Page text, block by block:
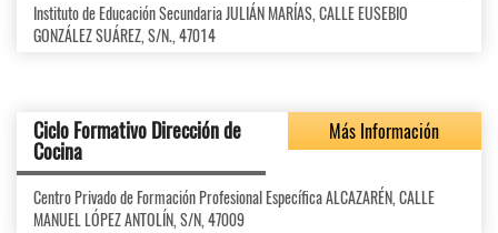
Instituto de Educación Secundaria JULIÁN MARÍAS, CALLE EUSEBIO
GONZÁLEZ SUÁREZ, S/N., 47014
Ciclo Formativo Dirección de
Cocina
Más Información
Centro Privado de Formación Profesional Específica ALCAZARÉN, CALLE
MANUEL LÓPEZ ANTOLÍN, S/N, 47009